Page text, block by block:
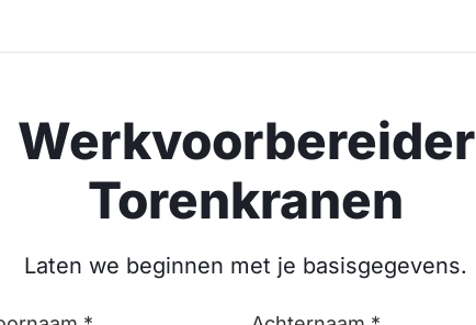
Werkvoorbereider
Torenkranen
Laten we beginnen met je basisgegevens.